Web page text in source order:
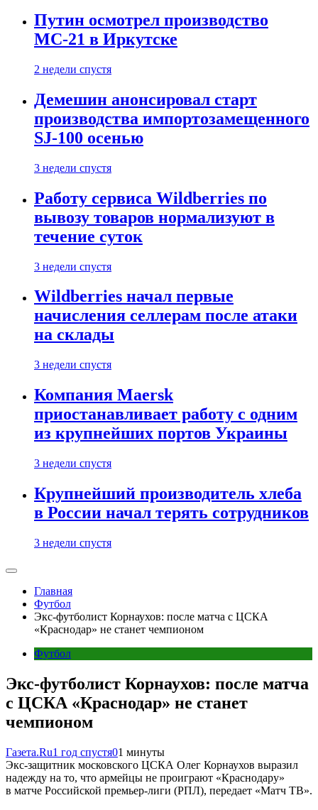
Путин осмотрел производство
МС-21 в Иркутске
2 недели спустя
Демешин анонсировал старт
производства импортозамещенного
SJ-100 осенью
3 недели спустя
Работу сервиса Wildberries по
вывозу товаров нормализуют в
течение суток
3 недели спустя
Wildberries начал первые
начисления селлерам после атаки
на склады
3 недели спустя
Компания Maersk
приостанавливает работу с одним
из крупнейших портов Украины
3 недели спустя
Крупнейший производитель хлеба
в России начал терять сотрудников
3 недели спустя
Главная
Футбол
Экс-футболист Корнаухов: после матча с ЦСКА
«Краснодар» не станет чемпионом
Футбол
Экс-футболист Корнаухов: после матча
с ЦСКА «Краснодар» не станет
чемпионом
Газета.Ru1 год спустя01 минуты
Экс-защитник московского ЦСКА Олег Корнаухов выразил
надежду на то, что армейцы не проиграют «Краснодару»
в матче Российской премьер-лиги (РПЛ), передает «Матч ТВ».